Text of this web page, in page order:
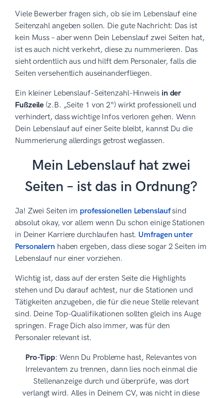
Viele Bewerber fragen sich, ob sie im Lebenslauf eine
Seitenzahl angeben sollen. Die gute Nachricht: Das ist
kein Muss – aber wenn Dein Lebenslauf zwei Seiten hat,
ist es auch nicht verkehrt, diese zu nummerieren. Das
sieht ordentlich aus und hilft dem Personaler, falls die
Seiten versehentlich auseinanderfliegen.
Ein kleiner Lebenslauf-Seitenzahl-Hinweis in der
Fußzeile (z.B. „Seite 1 von 2“) wirkt professionell und
verhindert, dass wichtige Infos verloren gehen. Wenn
Dein Lebenslauf auf einer Seite bleibt, kannst Du die
Nummerierung allerdings getrost weglassen.
Mein Lebenslauf hat zwei
Seiten – ist das in Ordnung?
Ja! Zwei Seiten im professionellen Lebenslaufsind
absolut okay, vor allem wenn Du schon einige Stationen
in Deiner Karriere durchlaufen hast. Umfragen unter
Personalern haben ergeben, dass diese sogar 2 Seiten im
Lebenslauf nur einer vorziehen.
Wichtig ist, dass auf der ersten Seite die Highlights
stehen und Du darauf achtest, nur die Stationen und
Tätigkeiten anzugeben, die für die neue Stelle relevant
sind. Deine Top-Qualifikationen sollten gleich ins Auge
springen. Frage Dich also immer, was für den
Personaler relevant ist.
Pro-Tipp: Wenn Du Probleme hast, Relevantes von
Irrelevantem zu trennen, dann lies noch einmal die
Stellenanzeige durch und überprüfe, was dort
verlangt wird. Alles in Deinem CV, was nicht in diese